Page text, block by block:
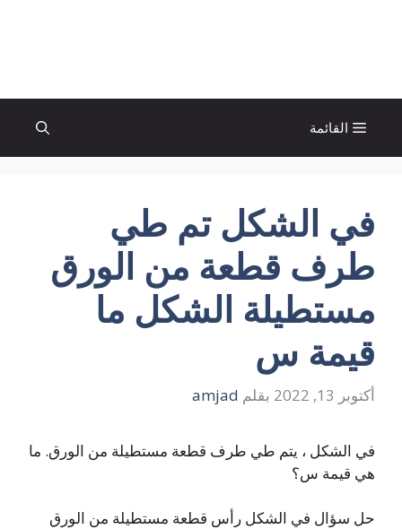
القائمة
في الشكل تم طي
طرف قطعة من الورق
مستطيلة الشكل ما
قيمة س
أكتوبر 13, 2022 بقلم amjad
في الشكل ، يتم طي طرف قطعة مستطيلة من الورق. ما
هي قيمة س؟
حل سؤال في الشكل رأس قطعة مستطيلة من الورق